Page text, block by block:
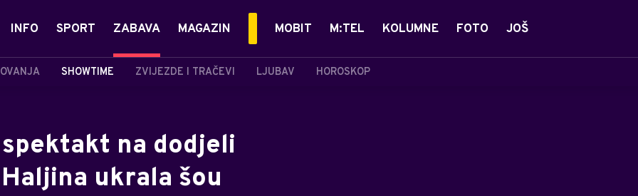
INFO SPORT ZABAVA
SHOWTIME ZVIJEZDE I TRAČEVI LJUBAV HOROSKOP
MAGAZIN MOBIT M:TEL KOLUMNE FOTO JOŠ
na dodjeli
Haljina ukrala šou